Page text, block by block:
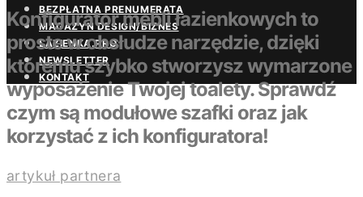
BEZPŁATNA PRENUMERATA
MAGAZYN DESIGN/BIZNES
ŁAZIENKA.PRO
NEWSLETTER
KONTAKT
Konfigurator mebli łazienkowych to
proste w obsłudze narzędzie, dzięki
któremu szybko stworzysz wymarzone
wyposażenie Twojej toalety. Sprawdź
czym są modułowe szafki oraz jak
korzystać z ich konfiguratora!
artykuł partnera